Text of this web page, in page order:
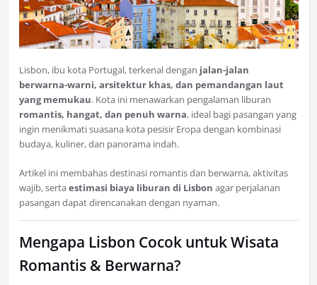
Lisbon, ibu kota Portugal, terkenal dengan jalan-jalan
berwarna-warni, arsitektur khas, dan pemandangan laut
yang memukau. Kota ini menawarkan pengalaman liburan
romantis, hangat, dan penuh warna, ideal bagi pasangan yang
ingin menikmati suasana kota pesisir Eropa dengan kombinasi
budaya, kuliner, dan panorama indah.
Artikel ini membahas destinasi romantis dan berwarna, aktivitas
wajib, sertaestimasi biaya liburan di Lisbon agar perjalanan
pasangan dapat direncanakan dengan nyaman.
Mengapa Lisbon Cocok untuk Wisata
Romantis & Berwarna?